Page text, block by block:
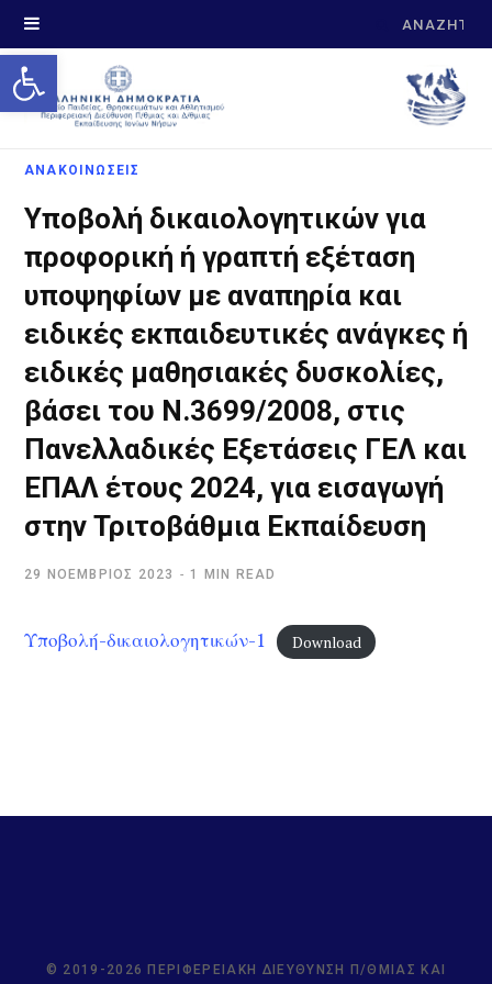
Open toolbar
Search
ΑΝΑΚΟΙΝΩΣΕΙΣ
Υποβολή δικαιολογητικών για
προφορική ή γραπτή εξέταση
υποψηφίων με αναπηρία και
ειδικές εκπαιδευτικές ανάγκες ή
ειδικές μαθησιακές δυσκολίες,
βάσει του Ν.3699/2008, στις
Πανελλαδικές Εξετάσεις ΓΕΛ και
ΕΠΑΛ έτους 2024, για εισαγωγή
στην Τριτοβάθμια Εκπαίδευση
29 ΝΟΈΜΒΡΙΟΣ 2023 1 MIN READ
Υποβολή-δικαιολογητικών-1 Download
© 2019-2026 ΠΕΡΙΦΕΡΕΙΑΚΉ ΔΙΕΎΘΥΝΣΗ Π/ΘΜΙΑΣ ΚΑΙ